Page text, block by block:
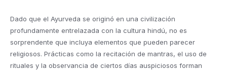
Dado que el Ayurveda se originó en una civilización
profundamente entrelazada con la cultura hindú, no es
sorprendente que incluya elementos que pueden parecer
religiosos. Prácticas como la recitación de mantras, el uso de
rituales y la observancia de ciertos días auspiciosos forman